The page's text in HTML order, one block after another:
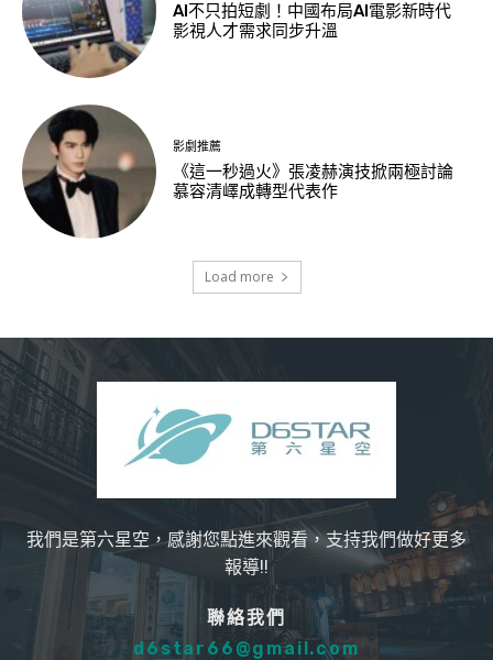
AI不只拍短劇！中國布局AI電影新時代
影視人才需求同步升溫
影劇推薦
《這一秒過火》張凌赫演技掀兩極討論
慕容清嶧成轉型代表作
Load more
我們是第六星空，感謝您點進來觀看，支持我們做好更多
報導!!
聯絡我們
d6star66@gmail.com